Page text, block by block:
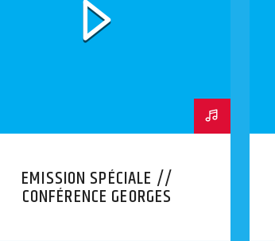
EMISSION SPÉCIALE //
CONFÉRENCE GEORGES